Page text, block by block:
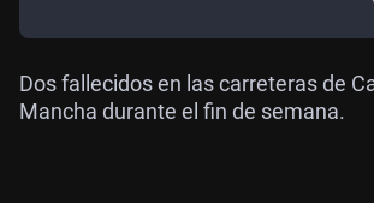
Dos fallecidos en las carreteras de
Mancha durante el fin de semana.